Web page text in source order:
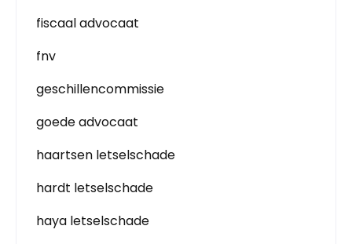
fiscaal advocaat
fnv
geschillencommissie
goede advocaat
haartsen letselschade
hardt letselschade
haya letselschade